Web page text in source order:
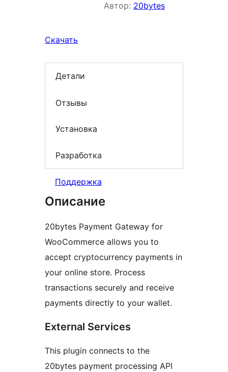
Автор: 20bytes
Скачать
Детали
Отзывы
Установка
Разработка
Поддержка
Описание
20bytes Payment Gateway for
WooCommerce allows you to
accept cryptocurrency payments in
your online store. Process
transactions securely and receive
payments directly to your wallet.
External Services
This plugin connects to the
20bytes payment processing API